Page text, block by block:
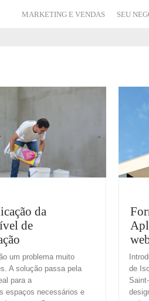
MARKETING E VENDAS SEU
da
de
um problema muito
A solução passa pela
para a
espaços necessários e
de